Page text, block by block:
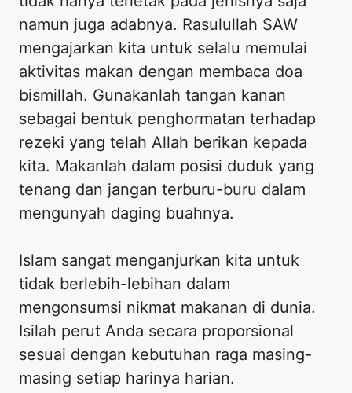
namun juga adabnya. Rasulullah SAW
mengajarkan kita untuk selalu memulai
aktivitas makan dengan membaca doa
bismillah. Gunakanlah tangan kanan
sebagai bentuk penghormatan terhadap
rezeki yang telah Allah berikan kepada
kita. Makanlah dalam posisi duduk yang
tenang dan jangan terburu-buru dalam
mengunyah daging buahnya.
Islam sangat menganjurkan kita untuk
tidak berlebih-lebihan dalam
mengonsumsi nikmat makanan di dunia.
Isilah perut Anda secara proporsional
sesuai dengan kebutuhan raga masing-
masing setiap harinya harian.